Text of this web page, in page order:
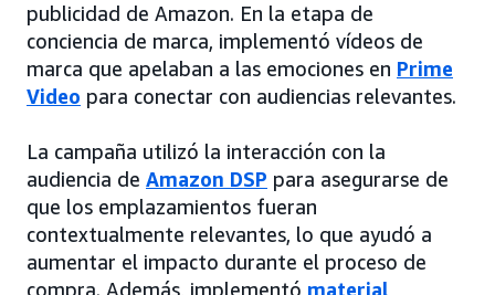
publicidad de Amazon. En la etapa de
conciencia de marca, implementó vídeos de
marca que apelaban a las emociones en Prime
Video para conectar con audiencias relevantes.
La campaña utilizó la interacción con la
audiencia de Amazon DSP para asegurarse de
que los emplazamientos fueran
contextualmente relevantes, lo que ayudó a
aumentar el impacto durante el proceso de
compra. Además, implementó material